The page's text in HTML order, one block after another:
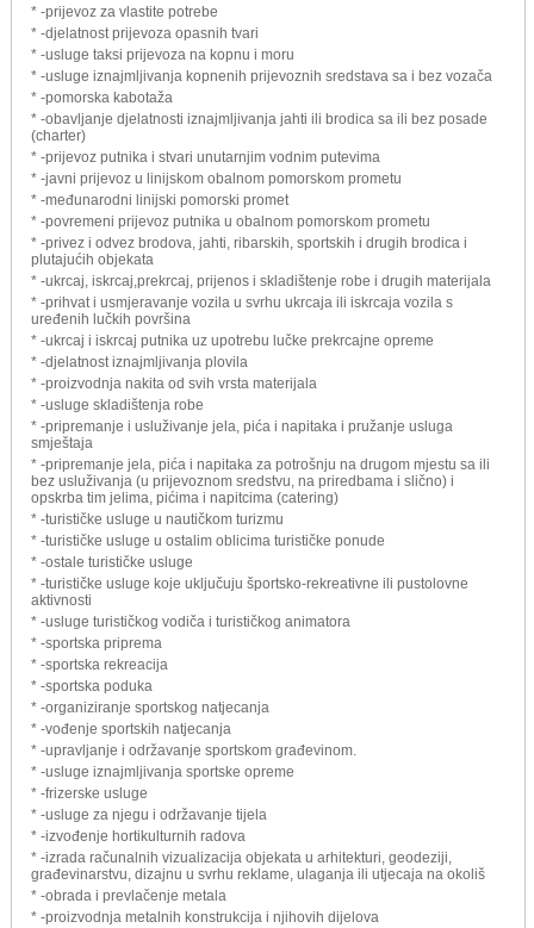
* -prijevoz za vlastite potrebe
* -djelatnost prijevoza opasnih tvari
* -usluge taksi prijevoza na kopnu i moru
* -usluge iznajmljivanja kopnenih prijevoznih sredstava sa i bez vozača
* -pomorska kabotaža
* -obavljanje djelatnosti iznajmljivanja jahti ili brodica sa ili bez posade
(charter)
* -prijevoz putnika i stvari unutarnjim vodnim putevima
* -javni prijevoz u linijskom obalnom pomorskom prometu
* -međunarodni linijski pomorski promet
* -povremeni prijevoz putnika u obalnom pomorskom prometu
* -privez i odvez brodova, jahti, ribarskih, sportskih i drugih brodica i
plutajućih objekata
* -ukrcaj, iskrcaj,prekrcaj, prijenos i skladištenje robe i drugih materijala
* -prihvat i usmjeravanje vozila u svrhu ukrcaja ili iskrcaja vozila s
uređenih lučkih površina
* -ukrcaj i iskrcaj putnika uz upotrebu lučke prekrcajne opreme
* -djelatnost iznajmljivanja plovila
* -proizvodnja nakita od svih vrsta materijala
* -usluge skladištenja robe
* -pripremanje i usluživanje jela, pića i napitaka i pružanje usluga
smještaja
* -pripremanje jela, pića i napitaka za potrošnju na drugom mjestu sa ili
bez usluživanja (u prijevoznom sredstvu, na priredbama i slično) i
opskrba tim jelima, pićima i napitcima (catering)
* -turističke usluge u nautičkom turizmu
* -turističke usluge u ostalim oblicima turističke ponude
* -ostale turističke usluge
* -turističke usluge koje uključuju športsko-rekreativne ili pustolovne
aktivnosti
* -usluge turističkog vodiča i turističkog animatora
* -sportska priprema
* -sportska rekreacija
* -sportska poduka
* -organiziranje sportskog natjecanja
* -vođenje sportskih natjecanja
* -upravljanje i održavanje sportskom građevinom.
* -usluge iznajmljivanja sportske opreme
* -frizerske usluge
* -usluge za njegu i održavanje tijela
* -izvođenje hortikulturnih radova
* -izrada računalnih vizualizacija objekata u arhitekturi, geodeziji,
građevinarstvu, dizajnu u svrhu reklame, ulaganja ili utjecaja na okoliš
* -obrada i prevlačenje metala
* -proizvodnja metalnih konstrukcija i njihovih dijelova